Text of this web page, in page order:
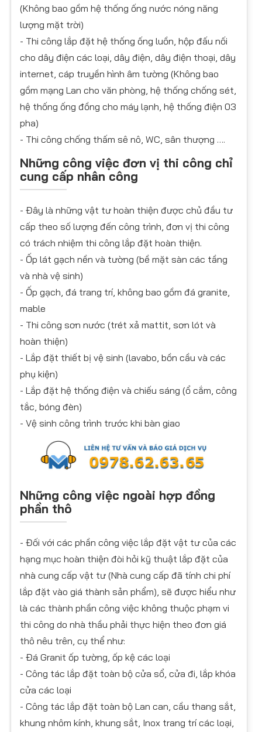
(Không bao gồm hệ thống ống nước nóng năng
lượng mặt trời)
- Thi công lắp đặt hệ thống ống luồn, hộp đấu nối
cho dây điện các loại, dây điện, dây điện thoại, dây
internet, cáp truyền hình âm tường (Không bao
gồm mạng Lan cho văn phòng, hệ thống chống sét,
hệ thống ống đồng cho máy lạnh, hệ thống điện 03
pha)
- Thi công chống thấm sê nô, WC, sân thượng ….
Những công việc đơn vị thi công chỉ
cung cấp nhân công
- Đây là những vật tư hoàn thiện được chủ đầu tư
cấp theo số lượng đến công trình, đơn vị thi công
có trách nhiệm thi công lắp đặt hoàn thiện.
- Ốp lát gạch nền và tường (bề mặt sàn các tầng
và nhà vệ sinh)
- Ốp gạch, đá trang trí, không bao gồm đá granite,
mable
- Thi công sơn nước (trét xả mattit, sơn lót và
hoàn thiện)
- Lắp đặt thiết bị vệ sinh (lavabo, bồn cầu và các
phụ kiện)
- Lắp đặt hệ thống điện và chiếu sáng (ổ cắm, công
tắc, bóng đèn)
- Vệ sinh công trình trước khi bàn giao
Những công việc ngoài hợp đồng
phần thô
- Đối với các phần công việc lắp đặt vật tư của các
hạng mục hoàn thiện đòi hỏi kỹ thuật lắp đặt của
nhà cung cấp vật tư (Nhà cung cấp đã tính chi phí
lắp đặt vào giá thành sản phẩm), sẽ được hiểu như
là các thành phần công việc không thuộc phạm vi
thi công do nhà thầu phải thực hiện theo đơn giá
thô nêu trên, cụ thể như:
- Đá Granit ốp tường, ốp kệ các loại
- Công tác lắp đặt toàn bộ cửa sổ, cửa đi, lắp khóa
cửa các loại
- Công tác lắp đặt toàn bộ Lan can, cầu thang sắt,
khung nhôm kính, khung sắt, Inox trang trí các loại,